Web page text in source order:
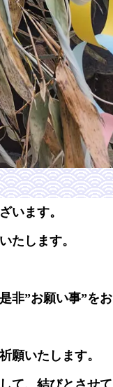
います。
たします。
非”お願い事”をお
願いたします。
て、結びとさせて